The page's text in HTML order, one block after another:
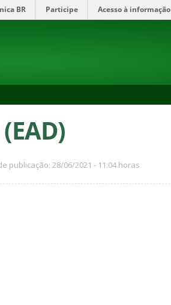
BR Participe Acesso à informação
publicação: 28/06/2021 - 11:04 horas